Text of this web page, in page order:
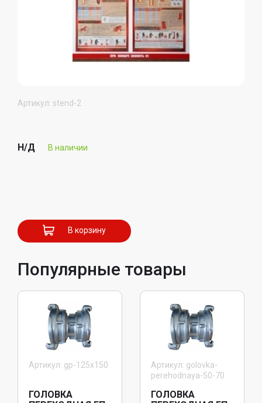
Артикул: stend-2
Н/Д В наличии
В корзину
Популярные товары
Артикул: gp-125x150
ГОЛОВКА
Артикул: golovka-
perehodnaya-50-70
ГОЛОВКА